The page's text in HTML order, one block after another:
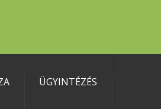
ÜGYINTÉZÉS